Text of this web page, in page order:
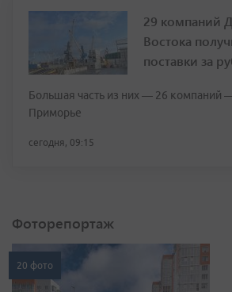
29 компаний
Востока
поставки за
Большая часть из них — 26 компаний
Приморье
сегодня, 09:15
Фоторепортаж
20 фото